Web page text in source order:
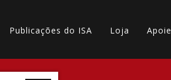
Publicações do ISA Loja Apoie